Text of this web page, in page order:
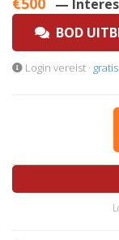
—
BOD
Login vereist ·